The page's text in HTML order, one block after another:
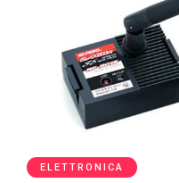
ELETTRONICA